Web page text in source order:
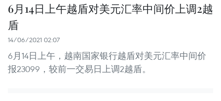
6月14日上午越盾对美元汇率中间价上调2越
盾
14/06/2021 02:07
6月14日上午，越南国家银行越盾对美元汇率中间价
报23099，较前一交易日上调2越盾。